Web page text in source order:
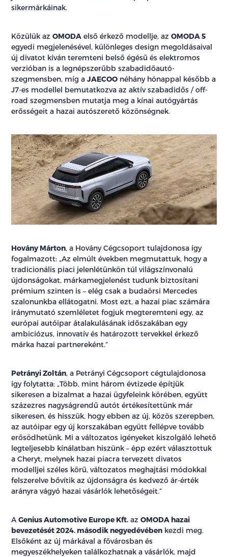
sikermárkáinak.
Közülük azOMODA első érkező modellje, azOMODA 5
egyedi megjelenésével, különleges design megoldásaival
új divatot kíván teremteni belső égésű és elektromos
verzióban is a legnépszerűbb szabadidőautó-
szegmensben, míg aJAECOO néhány hónappal később a
J7-es modellel bemutatkozva az aktív szabadidős / off-
road szegmensben mutatja meg a kínai autógyártás
erősségeit a hazai autószerető közönségnek.
Hovány Márton, a Hovány Cégcsoport tulajdonosa így
fogalmazott: „Az elmúlt években megmutattuk, hogy a
tradicionális piaci jelenlétünkön túl világszínvonalú
újdonságokat, márkamegjelenést tudunk biztosítani
prémium szinten is – elég csak a budaörsi Mercedes
szalonunkba ellátogatni. Most ezt, a hazai piac számára
iránymutató szemléletet fogjuk megteremteni egy, az
európai autóipar átalakulásának időszakában egy
ambiciózus, innovatív és határozott tervekkel érkező
márka hazai partnereként.”
Petrányi Zoltán, a Petrányi Cégcsoport cégtulajdonosa
így folytatta: „Több, mint három évtizede építjük
sikeresen a bizalmat a hazai ügyfeleink körében, együtt
százezres nagyságrendű autót értékesítettünk már
sikeresen, és hisszük, hogy ebben az új, közös szerepben,
az autóipar egy új korszakában együtt fellépve tovább
erősödhetünk. Mi a változatos igényeket kiszolgáló lehető
legteljesebb kínálatban hiszünk – épp ezért választottuk
a Cheryt, melynek hazai piacra tervezett divatos
modelljei széles körű, változatos meghajtási módokkal
felszerelve bővítik az újdonságra és kedvező ár-érték
arányra vágyó hazai vásárlók lehetőségeit.”
AGenius Automotive Europe Kft. azOMODA hazai
bevezetését 2024. második negyedévében kezdi meg.
Elsőként az új márkával a fővárosban és
megyeszékhelyeken találkozhatnak a vásárlók, majd